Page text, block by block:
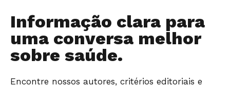
Informação clara para
uma conversa melhor
sobre saúde.
Encontre nossos autores, critérios editoriais e